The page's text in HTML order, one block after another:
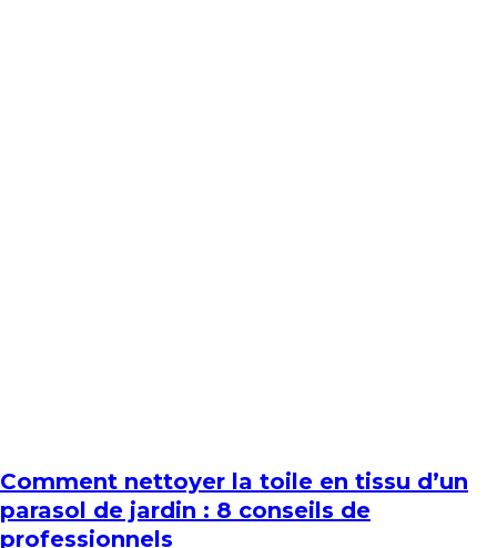
Comment nettoyer la toile en tissu d’un
parasol de jardin : 8 conseils de
professionnels